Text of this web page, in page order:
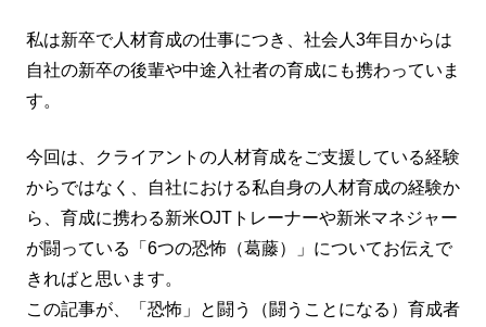
私は新卒で人材育成の仕事につき、社会人3年目からは
自社の新卒の後輩や中途入社者の育成にも携わっていま
す。
今回は、クライアントの人材育成をご支援している経験
からではなく、自社における私自身の人材育成の経験か
ら、育成に携わる新米OJTトレーナーや新米マネジャー
が闘っている「6つの恐怖（葛藤）」についてお伝えで
きればと思います。
この記事が、「恐怖」と闘う（闘うことになる）育成者